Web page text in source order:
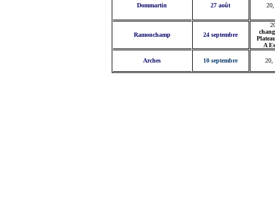
Dommartin 27 août
Ramonchamp 24 septembre
A
Arches 10 septembre 20,